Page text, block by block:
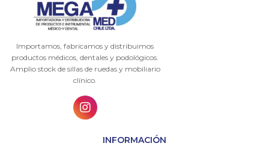
Importamos, fabricamos y distribuimos
productos médicos, dentales y podológicos.
Amplio stock de sillas de ruedas y mobiliario
clínico.
INFORMACIÓN